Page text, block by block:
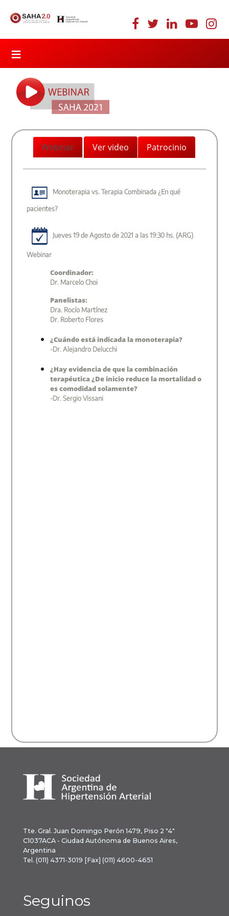
≡
Webinar Ver video Patrocinio
Monoterapia vs. Terapia Combinada ¿En qué
pacientes?
Jueves 19 de Agosto de 2021 a las 19:30 hs. (ARG)
Webinar
Coordinador:
Dr. Marcelo Choi
Panelistas:
Dra. Rocío Martínez
Dr. Roberto Flores
¿Cuándo está indicada la monoterapia?
-Dr. Alejandro Delucchi
¿Hay evidencia de que la combinación
terapéutica ¿De inicio reduce la mortalidad o
es comodidad solamente?
-Dr. Sergio Vissani
Tte. Gral. Juan Domingo Perón 1479, Piso 2 "4"
C1037ACA - Ciudad Autónoma de Buenos Aires,
Argentina
Tel. (011) 4371-3019 [Fax] (011) 4600-4651
Seguinos